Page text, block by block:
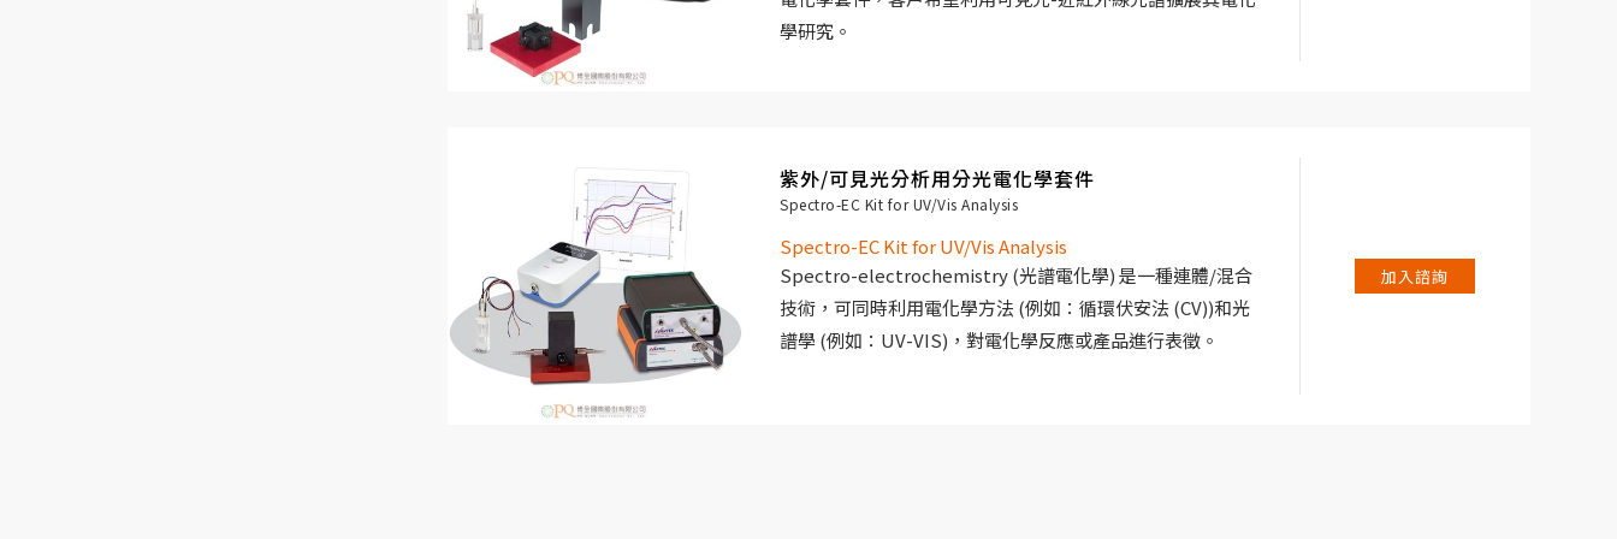
學研究。
紫外/可見光分析用分光電化學套件
Spectro-EC Kit for UV/Vis Analysis
Spectro-EC Kit for UV/Vis Analysis
Spectro-electrochemistry (光譜電化學) 是一種連體/混合
技術，可同時利用電化學方法 (例如：循環伏安法 (CV))和光
譜學 (例如：UV-VIS)，對電化學反應或產品進行表徵。
加入諮詢